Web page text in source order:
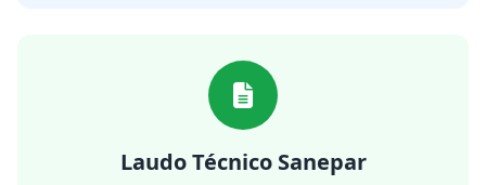
Laudo Técnico Sanepar